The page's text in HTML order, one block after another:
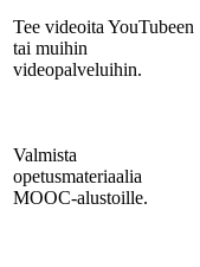
Tee videoita YouTubeen
tai muihin
videopalveluihin.
Valmista
opetusmateriaalia
MOOC-alustoille.